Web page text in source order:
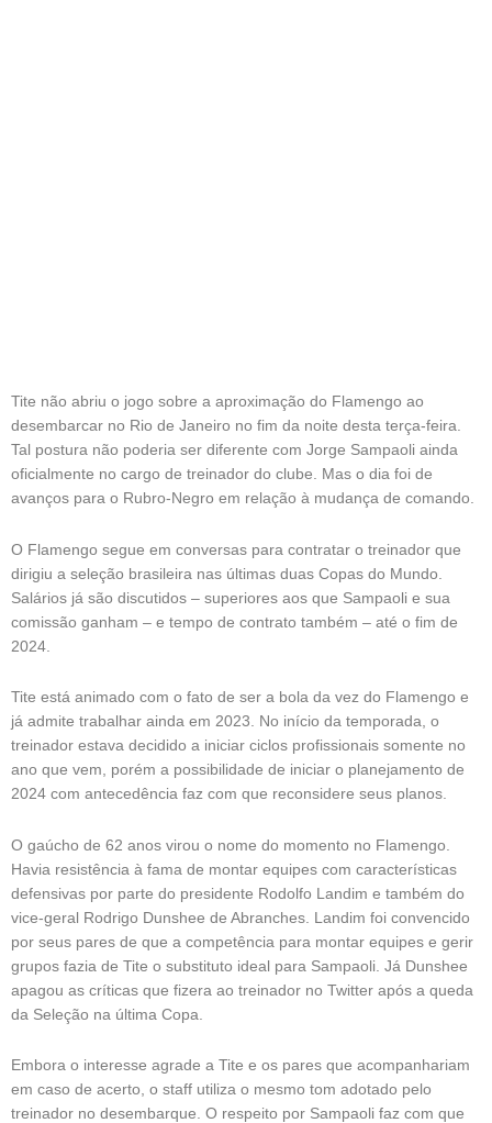
Tite não abriu o jogo sobre a aproximação do Flamengo ao
desembarcar no Rio de Janeiro no fim da noite desta terça-feira.
Tal postura não poderia ser diferente com Jorge Sampaoli ainda
oficialmente no cargo de treinador do clube. Mas o dia foi de
avanços para o Rubro-Negro em relação à mudança de comando.
O Flamengo segue em conversas para contratar o treinador que
dirigiu a seleção brasileira nas últimas duas Copas do Mundo.
Salários já são discutidos – superiores aos que Sampaoli e sua
comissão ganham – e tempo de contrato também – até o fim de
2024.
Tite está animado com o fato de ser a bola da vez do Flamengo e
já admite trabalhar ainda em 2023. No início da temporada, o
treinador estava decidido a iniciar ciclos profissionais somente no
ano que vem, porém a possibilidade de iniciar o planejamento de
2024 com antecedência faz com que reconsidere seus planos.
O gaúcho de 62 anos virou o nome do momento no Flamengo.
Havia resistência à fama de montar equipes com características
defensivas por parte do presidente Rodolfo Landim e também do
vice-geral Rodrigo Dunshee de Abranches. Landim foi convencido
por seus pares de que a competência para montar equipes e gerir
grupos fazia de Tite o substituto ideal para Sampaoli. Já Dunshee
apagou as críticas que fizera ao treinador no Twitter após a queda
da Seleção na última Copa.
Embora o interesse agrade a Tite e os pares que acompanhariam
em caso de acerto, o staff utiliza o mesmo tom adotado pelo
treinador no desembarque. O respeito por Sampaoli faz com que